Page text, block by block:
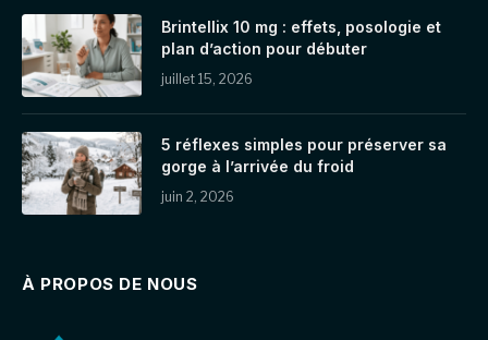
Brintellix 10 mg : effets, posologie et
plan d’action pour débuter
juillet 15, 2026
5 réflexes simples pour préserver sa
gorge à l’arrivée du froid
juin 2, 2026
À PROPOS DE NOUS